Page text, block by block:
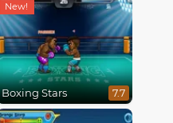
Boxing Stars 7.7